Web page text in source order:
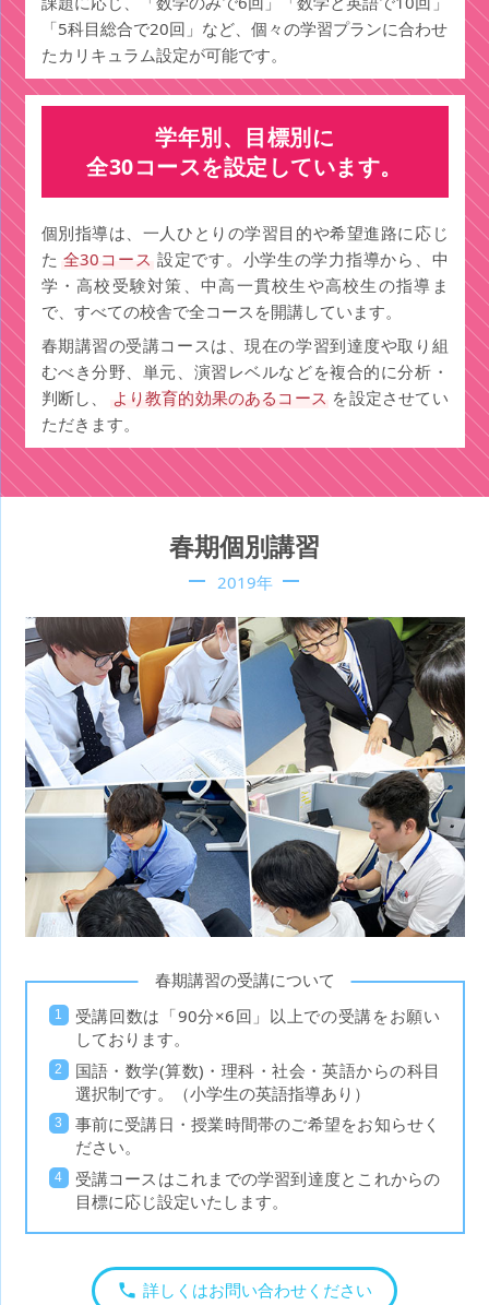
「5科目総合で20回」など、個々の学習プランに合わせ
たカリキュラム設定が可能です。
学年別、目標別に
全30コースを設定しています。
個別指導は、一人ひとりの学習目的や希望進路に応じ
た 全30コース 設定です。小学生の学力指導から、中
学・高校受験対策、中高一貫校生や高校生の指導ま
で、すべての校舎で全コースを開講しています。
春期講習の受講コースは、現在の学習到達度や取り組
むべき分野、単元、演習レベルなどを複合的に分析・
判断し、
より教育的効果のあるコース を設定させてい
ただきます。
春期個別講習
2019年
春期講習の受講について
受講回数は「90分×6回」以上での受講をお願い
しております。
国語・数学(算数)・理科・社会・英語からの科目
選択制です。（小学生の英語指導あり）
事前に受講日・授業時間帯のご希望をお知らせく
ださい。
受講コースはこれまでの学習到達度とこれからの
目標に応じ設定いたします。
詳しくはお問い合わせください